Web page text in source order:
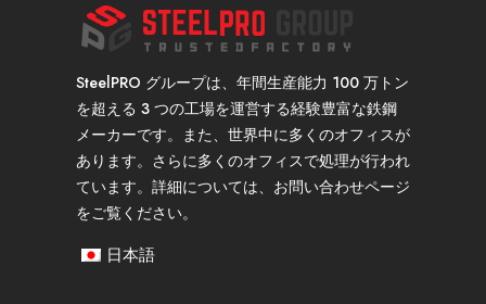
SteelPRO グループは、年間生産能力 100 万トン
を超える 3 つの工場を運営する経験豊富な鉄鋼
メーカーです。また、世界中に多くのオフィスが
あります。さらに多くのオフィスで処理が行われ
ています。詳細については、お問い合わせページ
をご覧ください。
日本語